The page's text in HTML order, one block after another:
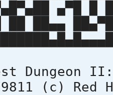
▄▀█ █
██ ██▄▄
Dungeon II: